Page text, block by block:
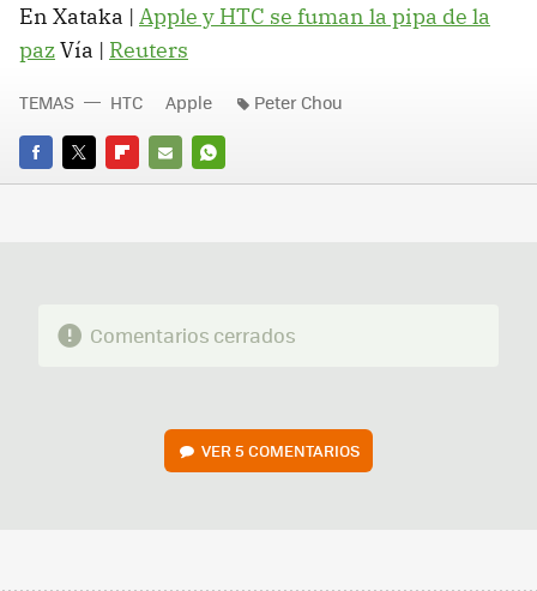
En Xataka | Apple y HTC se fuman la pipa de la
pazVía | Reuters
FACEBOOK
TWITTERFLIPBOARD
E-
WHATSAPP
TEMAS HTC Apple Peter Chou
Comentarios cerrados
VER5 COMENTARIOS